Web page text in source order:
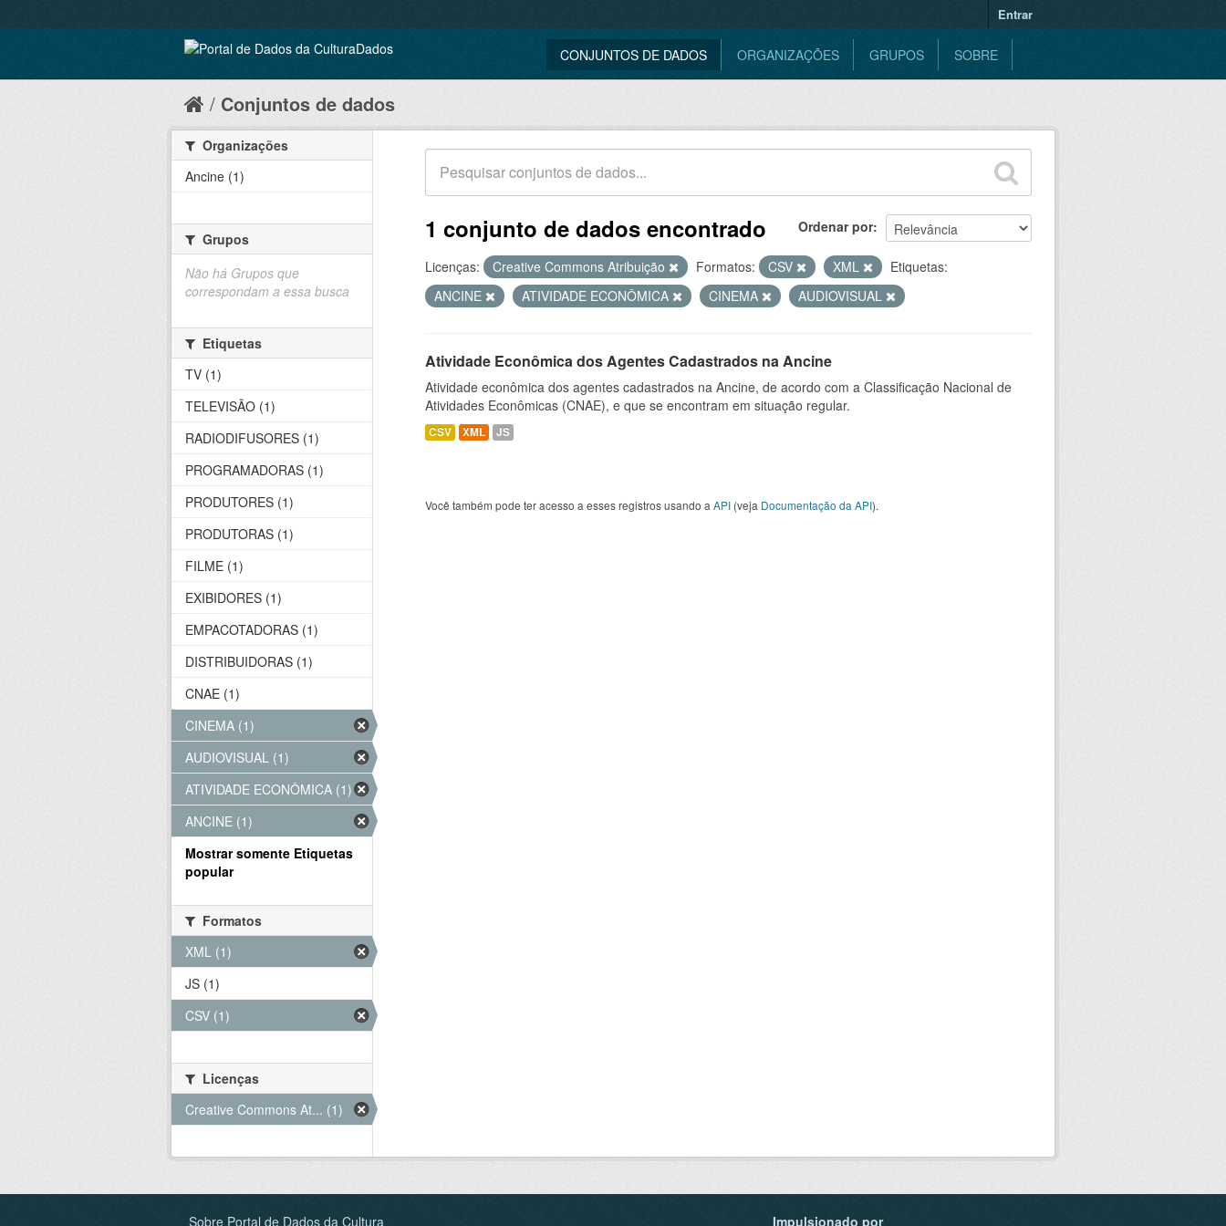
Entrar
CONJUNTOS DE DADOS ORGANIZAÇÕES GRUPOS SOBRE
Conjuntos de dados
Ordenar por
1 conjunto de dados encontrado
Licenças: Creative Commons Atribuição Formatos: CSV XML
Etiquetas:
ANCINE
ATIVIDADE ECONÔMICA CINEMA AUDIOVISUAL
Atividade Econômica dos Agentes Cadastrados na Ancine
Atividade econômica dos agentes cadastrados na Ancine, de acordo com a Classificação Nacional de
Atividades Econômicas (CNAE), e que se encontram em situação regular.
CSV XML JS
Você também pode ter acesso a esses registros usando a API (veja Documentação da API).
Organizações
Ancine (1)
Grupos
Não há Grupos que
correspondam a essa busca
Etiquetas
TV (1)
TELEVISÃO (1)
RADIODIFUSORES (1)
PROGRAMADORAS (1)
PRODUTORES (1)
PRODUTORAS (1)
FILME (1)
EXIBIDORES (1)
EMPACOTADORAS (1)
DISTRIBUIDORAS (1)
CNAE (1)
CINEMA (1)
AUDIOVISUAL (1)
ATIVIDADE ECONÔMICA (1)
ANCINE (1)
Mostrar somente Etiquetas
popular
Formatos
XML (1)
JS (1)
CSV (1)
Licenças
Creative Commons At... (1)
Sobre Portal de Dados da Cultura Impulsionado por